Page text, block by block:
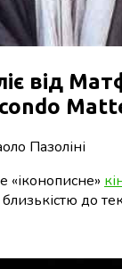
від
Пазоліні
«іконописне»
близькістю до